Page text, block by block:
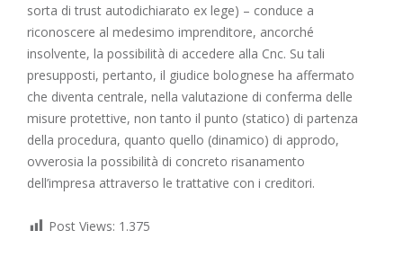
sorta di trust autodichiarato ex lege) – conduce a
riconoscere al medesimo imprenditore, ancorché
insolvente, la possibilità di accedere alla Cnc. Su tali
presupposti, pertanto, il giudice bolognese ha affermato
che diventa centrale, nella valutazione di conferma delle
misure protettive, non tanto il punto (statico) di partenza
della procedura, quanto quello (dinamico) di approdo,
ovverosia la possibilità di concreto risanamento
dell’impresa attraverso le trattative con i creditori.
Post Views: 1.375